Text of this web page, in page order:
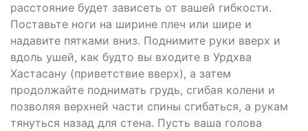
расстояние будет зависеть от вашей гибкости.
Поставьте ноги на ширине плеч или шире и
надавите пятками вниз. Поднимите руки вверх и
вдоль ушей, как будто вы входите в Урдхва
Хастасану (приветствие вверх), а затем
продолжайте поднимать грудь, сгибая колени и
позволяя верхней части спины сгибаться, а рукам
тянуться назад для стена. Пусть ваша голова